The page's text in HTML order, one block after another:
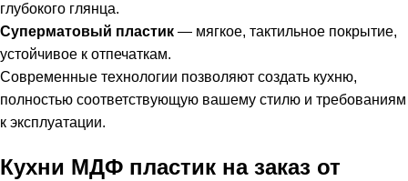
глубокого глянца.
Суперматовый пластик — мягкое, тактильное покрытие,
устойчивое к отпечаткам.
Современные технологии позволяют создать кухню,
полностью соответствующую вашему стилю и требованиям
к эксплуатации.
Кухни МДФ пластик на заказ от